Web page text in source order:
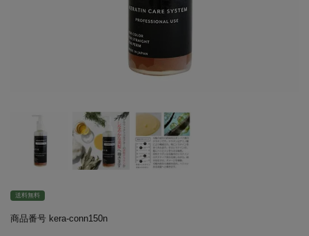
送料無料
商品番号 kera-conn150n